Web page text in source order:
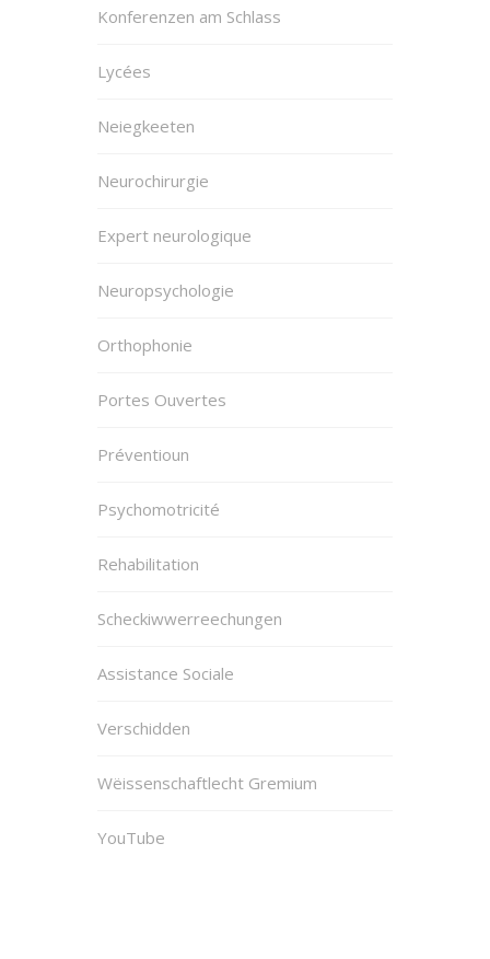
Konferenzen am Schlass
Lycées
Neiegkeeten
Neurochirurgie
Expert neurologique
Neuropsychologie
Orthophonie
Portes Ouvertes
Préventioun
Psychomotricité
Rehabilitation
Scheckiwwerreechungen
Assistance Sociale
Verschidden
Wëissenschaftlecht Gremium
YouTube